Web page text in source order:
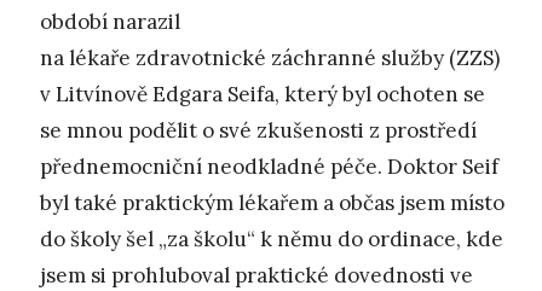
období narazil
na lékaře zdravotnické záchranné služby (ZZS)
v Litvínově Edgara Seifa, který byl ochoten se
se mnou podělit o své zkušenosti z prostředí
přednemocniční neodkladné péče. Doktor Seif
byl také praktickým lékařem a občas jsem místo
do školy šel „za školu“ k němu do ordinace, kde
jsem si prohluboval praktické dovednosti ve